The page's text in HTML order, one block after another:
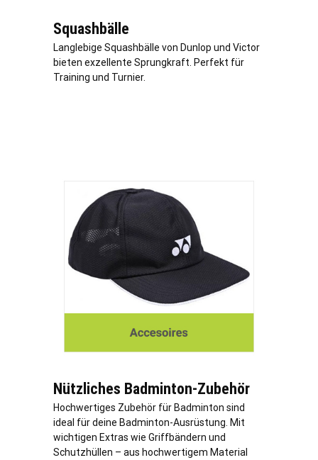
Squashbälle
Langlebige Squashbälle von Dunlop und Victor
bieten exzellente Sprungkraft. Perfekt für
Training und Turnier.
Nützliches Badminton-Zubehör
Hochwertiges Zubehör für Badminton sind
ideal für deine Badminton-Ausrüstung. Mit
wichtigen Extras wie Griffbändern und
Schutzhüllen – aus hochwertigem Material